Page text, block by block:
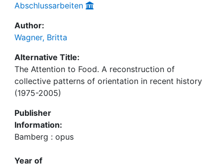
Abschlussarbeiten
Author:
Wagner, Britta
Alternative Title:
The Attention to Food. A reconstruction of
collective patterns of orientation in recent history
(1975-2005)
Publisher
Information:
Bamberg : opus
Year of